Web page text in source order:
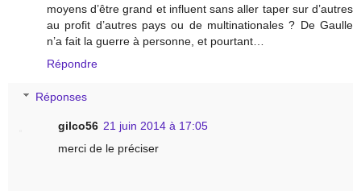
moyens d’être grand et influent sans aller taper sur d’autres
au profit d’autres pays ou de multinationales ? De Gaulle
n’a fait la guerre à personne, et pourtant…
Répondre
Réponses
gilco56 21 juin 2014 à 17:05
merci de le préciser